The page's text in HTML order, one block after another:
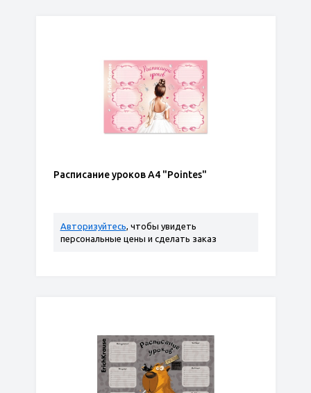
Расписание уроков А4 "Pointes"
Авторизуйтесь, чтобы увидеть
персональные цены и сделать заказ